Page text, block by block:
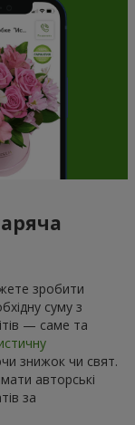
зробити
суму з
— саме та
знижок чи свят.
авторські
за